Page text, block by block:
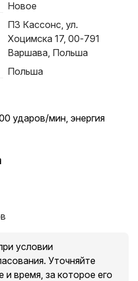
Новое
ПЗ Кассонс, ул.
Хоцимска 17, 00-791
Варшава, Польша
Польша
ударов/мин, энергия
условии
Уточняйте
и время, за которое его